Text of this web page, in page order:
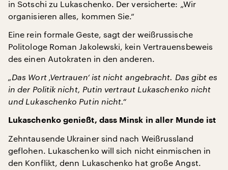
in Sotschi zu Lukaschenko. Der versicherte: „Wir
organisieren alles, kommen Sie.“
Eine rein formale Geste, sagt der weißrussische
Politologe Roman Jakolewski, kein Vertrauensbeweis
des einen Autokraten in den anderen.
„Das Wort ‚Vertrauen‘ ist nicht angebracht. Das gibt es
in der Politik nicht, Putin vertraut Lukaschenko nicht
und Lukaschenko Putin nicht.“
Lukaschenko genießt, dass Minsk in aller Munde ist
Zehntausende Ukrainer sind nach Weißrussland
geflohen. Lukaschenko will sich nicht einmischen in
den Konflikt, denn Lukaschenko hat große Angst.